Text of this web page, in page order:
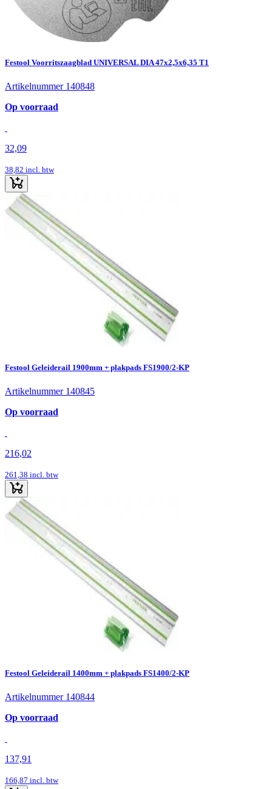
Festool Voorritszaagblad UNIVERSAL DIA 47x2,5x6,35 T1
Artikelnummer 140848
Op voorraad
32,09
38,82 incl. btw
Festool Geleiderail 1900mm + plakpads FS1900/2-KP
Artikelnummer 140845
Op voorraad
216,02
261,38 incl. btw
Festool Geleiderail 1400mm + plakpads FS1400/2-KP
Artikelnummer 140844
Op voorraad
137,91
166,87 incl. btw